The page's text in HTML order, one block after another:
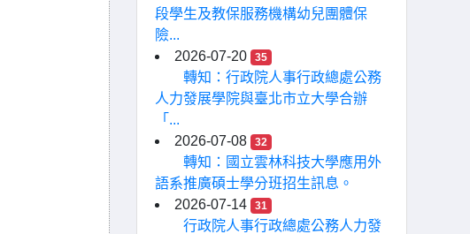
段學生及教保服務機構幼兒團體保
險...
2026-07-20
35
轉知：行政院人事行政總處公務
人力發展學院與臺北市立大學合辦
「...
2026-07-08
32
轉知：國立雲林科技大學應用外
語系推廣碩士學分班招生訊息。
2026-07-14
31
行政院人事行政總處公務人力發